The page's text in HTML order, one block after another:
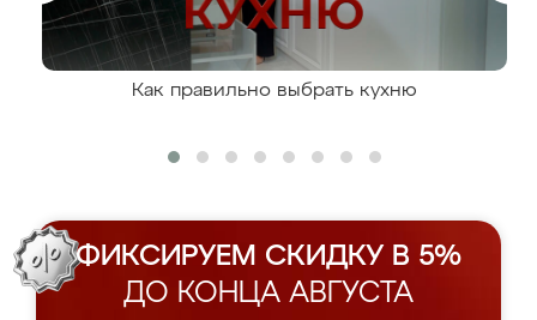
Как правильно выбрать кухню
ФИКСИРУЕМ СКИДКУ В 5%
ДО КОНЦА АВГУСТА